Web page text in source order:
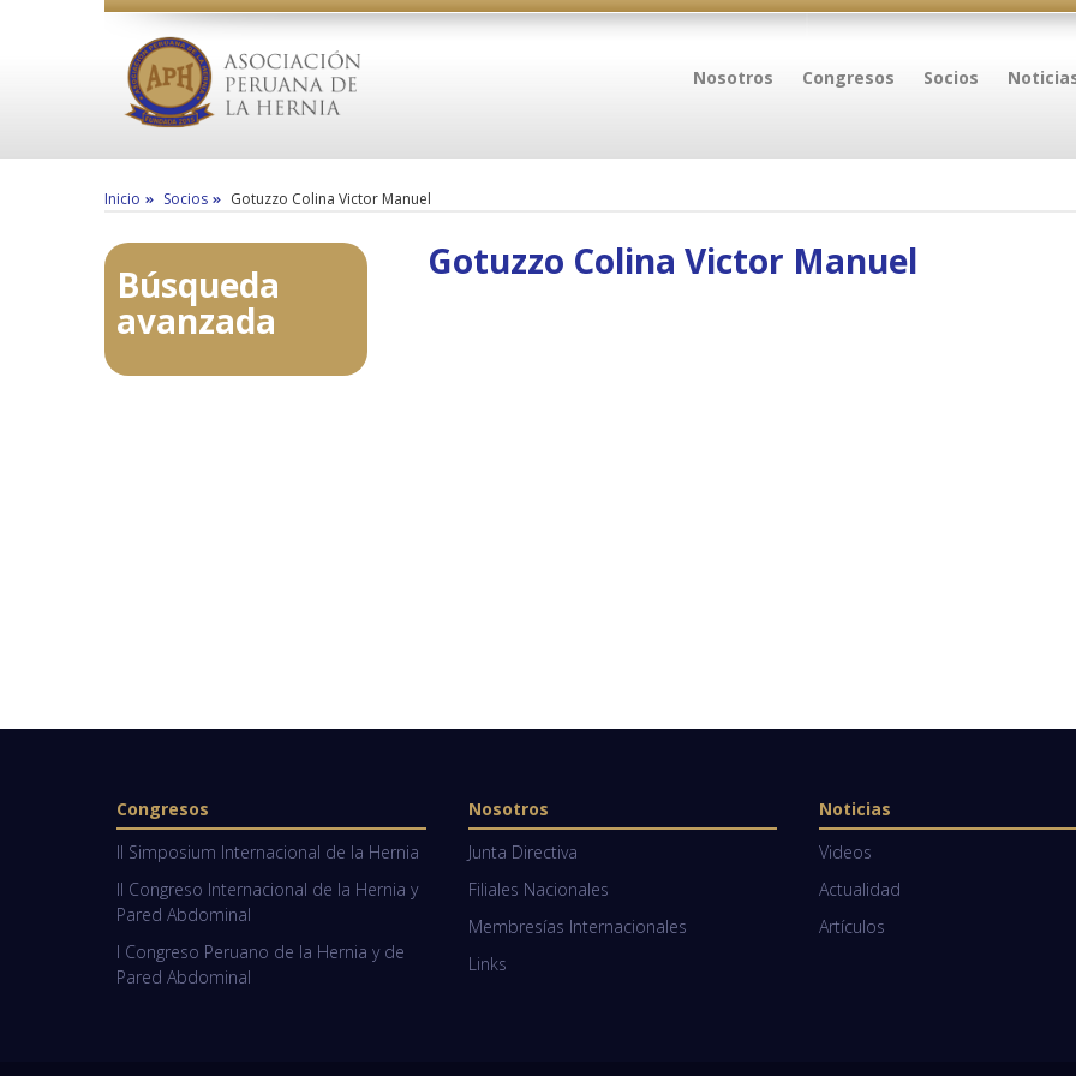
Nosotros Congresos Socios
Inicio Socios Gotuzzo Colina Victor Manuel
Búsqueda
avanzada
Gotuzzo Colina Victor Manuel
Congresos
II Simposium Internacional de la Hernia
II Congreso Internacional de la Hernia y
Pared Abdominal
I Congreso Peruano de la Hernia y de
Pared Abdominal
Nosotros
Junta Directiva
Filiales Nacionales
Membresías Internacionales
Links
Noticias
Videos
Actualidad
Artículos